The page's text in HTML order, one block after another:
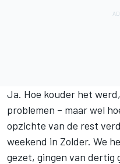
Ja. Hoe kouder het
problemen – maar wel
opzichte van de rest
weekend in Zolder. We
gezet, gingen van dertig